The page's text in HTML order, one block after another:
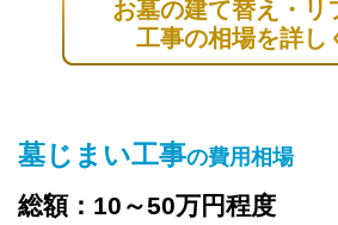
お墓の建て替え・リ
工事の相場を詳し
墓じまい工事の費用相場
総額：10～50万円程度